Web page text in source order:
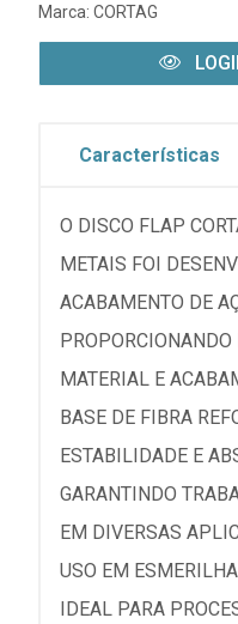
Marca: CORTAG
Características
O DISCO FLAP
METAIS FOI
ACABAMENTO DE
PROPORCIONANDO
MATERIAL E
BASE DE FIBRA
ESTABILIDADE E
GARANTINDO
EM DIVERSAS
USO EM
IDEAL PARA